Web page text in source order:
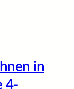
in
4-